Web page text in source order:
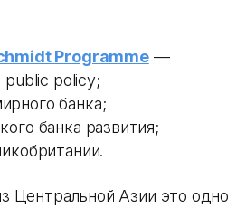
Programme—
public policy;
банка;
банка развития;
Центральной Азии это одно